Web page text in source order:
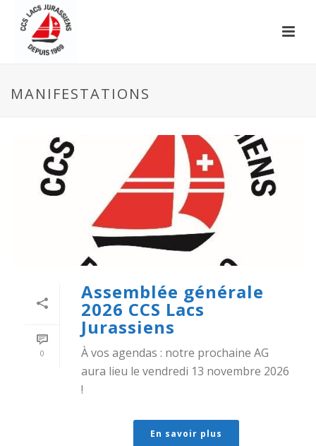
MANIFESTATIONS
0
Assemblée générale
2026 CCS Lacs
Jurassiens
À vos agendas : notre prochaine AG
aura lieu le vendredi 13 novembre 2026
!
En savoir plus